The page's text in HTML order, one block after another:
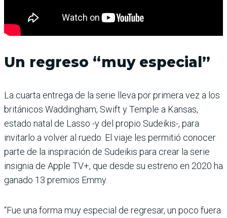
Un regreso “muy especial”
La cuarta entrega de la serie lleva por primera vez a los
británicos Waddingham, Swift y Temple a Kansas,
estado natal de Lasso -y del propio Sudeikis-, para
invitarlo a volver al ruedo. El viaje les permitió conocer
parte de la inspiración de Sudeikis para crear la serie
insignia de Apple TV+, que desde su estreno en 2020 ha
ganado 13 premios Emmy.
“Fue una forma muy especial de regresar, un poco fuera